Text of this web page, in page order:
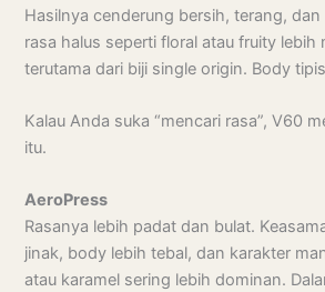
Hasilnya cenderung bersih, terang,
rasa halus seperti floral atau fruity lebih
terutama dari biji single origin. Body
Kalau Anda suka “mencari rasa”, V60
itu.
AeroPress
Rasanya lebih padat dan bulat.
jinak, body lebih tebal, dan karakter
atau karamel sering lebih dominan.